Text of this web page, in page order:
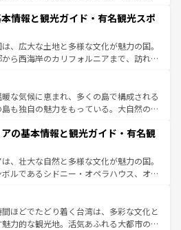
てほしい。
残る町や、スイスならではのユニークな
ルプス観光だけでなく町歩きも満喫する
民の所得が高いため物価も高いが、旅行
提供のサービスもあり、うまく活用すれ
情報と観光ガイド・有名観光スポ
、広大な土地と多様な文化が魅力の国。
ら西海岸のカリフォルニアまで、訪れる
は、観光、ショッピング、エンターテイ
た刺激的なスポットだ。一方、アメリカ
広がり、グランドキャニオンやイエロー
ンズでは、音楽と美食が融合した独特の
者はアメリカの各地域で異なる魅力を楽
多様性と豊かな歴史を感じることができ
ロードトリップや列車の旅も、アメリカ
な気候に恵まれ、多くの島で構成される
も独自の魅力をもっている。大自然の神
い。また、定番の観光地といえばオアフ
然を求めるならマウイ島やカウアイ島が
ルドグリーンに輝く海をはじめ、豊かな
いている。「アロハスピリット」と呼ば
ーカルフードやハワイアンミュージッ
ダンスなど、すべてがハワイの魅力を彩
たびに新しい発見と感動が待っているハ
の基本情報と観光ガイド・有名観
、壮大な自然と多様な文化が魅力の国。
ルであるシドニー・オペラハウス、オー
中央部にそびえるウルル（エアーズロッ
の美しい原生林やケアンズの熱帯雨林な
くさん。また、カフェやワイン、オージ
ほどでたどり着く台湾は、多彩な文化と
力的な観光地。活気あふれる大都市の台